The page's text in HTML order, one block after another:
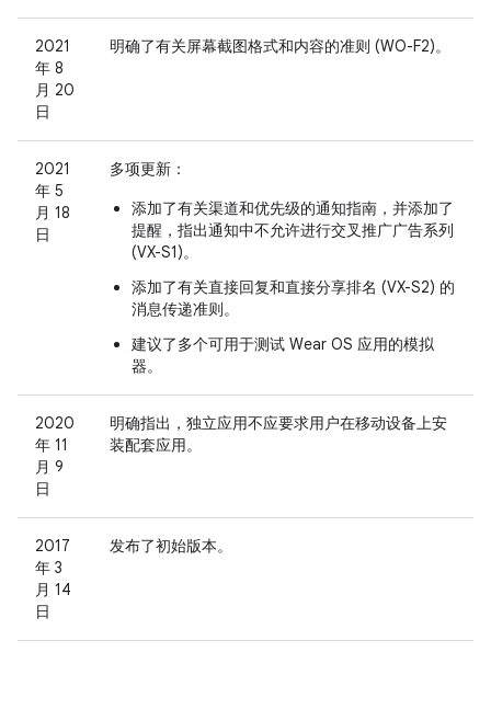
2021
年 8
月 20
日
明确了有关屏幕截图格式和内容的准则 (WO-F2)。
2021
年 5
月 18
日
多项更新：
添加了有关渠道和优先级的通知指南，并添加了
提醒，指出通知中不允许进行交叉推广广告系列
(VX-S1)。
添加了有关直接回复和直接分享排名 (VX-S2) 的
消息传递准则。
建议了多个可用于测试 Wear OS 应用的模拟
器。
2020
年 11
月 9
日
明确指出，独立应用不应要求用户在移动设备上安
装配套应用。
2017
年 3
月 14
日
发布了初始版本。